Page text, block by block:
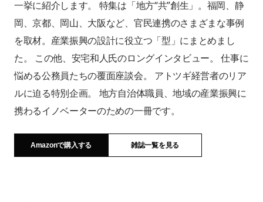
企画では、縦横無尽に越境する「すごい公務員」40名を
一挙に紹介します。 特集は「地方“共”創生」。福岡、静
岡、京都、岡山、大阪など、官民連携のさまざまな事例
を取材。産業振興の設計に役立つ「型」にまとめまし
た。 この他、安宅和人氏のロングインタビュー。 仕事に
悩める公務員たちの覆面座談会。 アトツギ経営者のリア
ルに迫る特別企画。 地方自治体職員、地域の産業振興に